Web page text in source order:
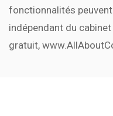
fonctionnalités
indépendant du
gratuit,